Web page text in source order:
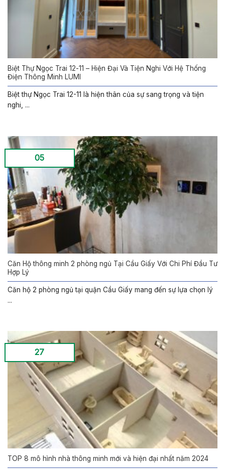
Biệt Thự Ngọc Trai 12-11 – Hiện Đại Và Tiện Nghi Với Hệ Thống
Điện Thông Minh LUMI
Biệt thự Ngọc Trai 12-11 là hiện thân của sự sang trọng và tiện
nghi, ...
Căn Hộ thông minh 2 phòng ngủ Tại Cầu Giấy Với Chi Phí Đầu Tư
Hợp Lý
Căn hộ 2 phòng ngủ tại quận Cầu Giấy mang đến sự lựa chọn lý
...
05
TOP 8 mô hình nhà thông minh mới và hiện đại nhất năm 2024
27